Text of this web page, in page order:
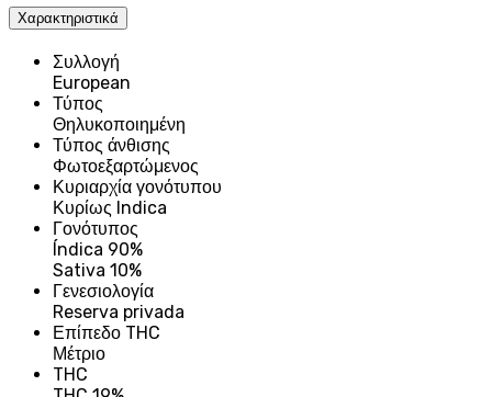
Χαρακτηριστικά
Συλλογή
European
Τύπος
Θηλυκοποιημένη
Τύπος άνθισης
Φωτοεξαρτώμενος
Κυριαρχία γονότυπου
Κυρίως Indica
Γονότυπος
Índica 90%
Sativa 10%
Γενεσιολογία
Reserva privada
Επίπεδο THC
Μέτριο
THC